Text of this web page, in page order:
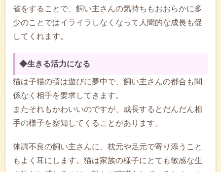
省をすることで、飼い主さんの気持ちもおおらかに多
少のことではイライラしなくなって人間的な成長も促
してくれます。
◆生きる活力になる
猫は子猫の頃は遊びに夢中で、飼い主さんの都合も関
係なく相手を要求してきます。
またそれもかわいいのですが、成長するとだんだん相
手の様子を察知してくることがあります。
体調不良の飼い主さんに、枕元や足元で寄り添うこと
もよく耳にします。猫は家族の様子にとても敏感な生